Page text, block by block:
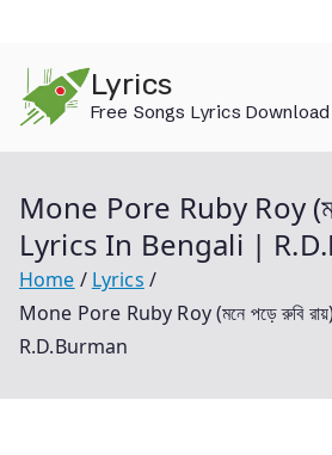
content
Lyrics
Free Songs Lyrics Download
Mone Pore Ruby Roy
Lyrics In Bengali |
Home
Lyrics
Mone Pore Ruby Roy (মনে পড়ে রুবি
R.D.Burman